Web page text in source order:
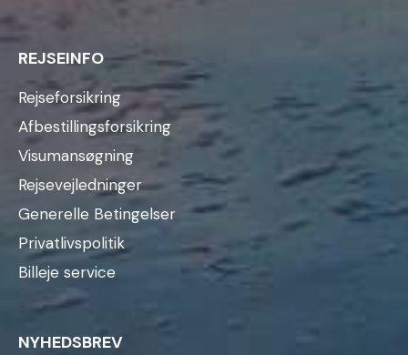
REJSEINFO
Rejseforsikring
Afbestillingsforsikring
Visumansøgning
Rejsevejledninger
Generelle Betingelser
Privatlivspolitik
Billeje service
NYHEDSBREV